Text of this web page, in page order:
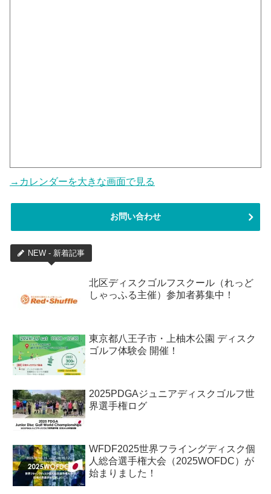
→カレンダーを大きな画面で見る
お問い合わせ
NEW - 新着記事
北区ディスクゴルフスクール（れっど
しゃっふる主催）参加者募集中！
東京都八王子市・上柚木公園 ディスク
ゴルフ体験会 開催！
2025PDGAジュニアディスクゴルフ世
界選手権ログ
WFDF2025世界フライングディスク個
人総合選手権大会（2025WOFDC）が
始まりました！